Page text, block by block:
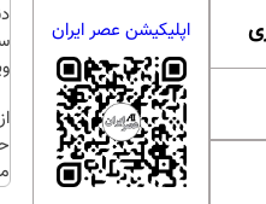
اپلیکیشن عصر ایران